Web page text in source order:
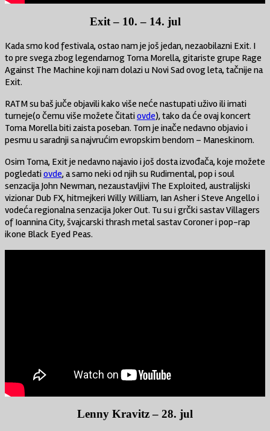
Exit – 10. – 14. jul
Kada smo kod festivala, ostao nam je još jedan, nezaobilazni Exit. I
to pre svega zbog legendarnog Toma Morella, gitariste grupe Rage
Against The Machine koji nam dolazi u Novi Sad ovog leta, tačnije na
Exit.
RATM su baš juče objavili kako više neće nastupati uživo ili imati
turneje(o čemu više možete čitatiovde), tako da će ovaj koncert
Toma Morella biti zaista poseban. Tom je inače nedavno objavio i
pesmu u saradnji sa najvrućim evropskim bendom – Maneskinom.
Osim Toma, Exit je nedavno najavio i još dosta izvođača, koje možete
pogledatiovde, a samo neki od njih su Rudimental, pop i soul
senzacija John Newman, nezaustavljivi The Exploited, australijski
vizionar Dub FX, hitmejkeri Willy William, Ian Asher i Steve Angello i
vodeća regionalna senzacija Joker Out. Tu su i grčki sastav Villagers
of Ioannina City, švajcarski thrash metal sastav Coroner i pop-rap
ikone Black Eyed Peas.
Lenny Kravitz – 28. jul